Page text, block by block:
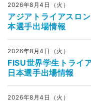
2026年8月4日（火）
アジアトライアスロ
本選手出場情報
2026年8月4日（火）
FISU世界学生トライ
日本選手出場情報
2026年8月4日（火）